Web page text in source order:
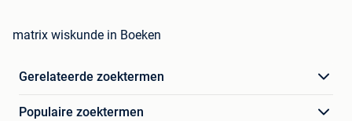
matrix wiskunde in Boeken
Gerelateerde zoektermen
Populaire zoektermen